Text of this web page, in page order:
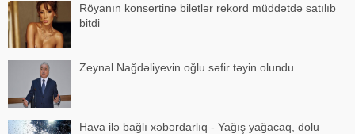
Röyanın konsertinə biletlər rekord müddətdə satılıb
bitdi
Zeynal Nağdəliyevin oğlu səfir təyin olundu
Hava ilə bağlı xəbərdarlıq - Yağış yağacaq, dolu